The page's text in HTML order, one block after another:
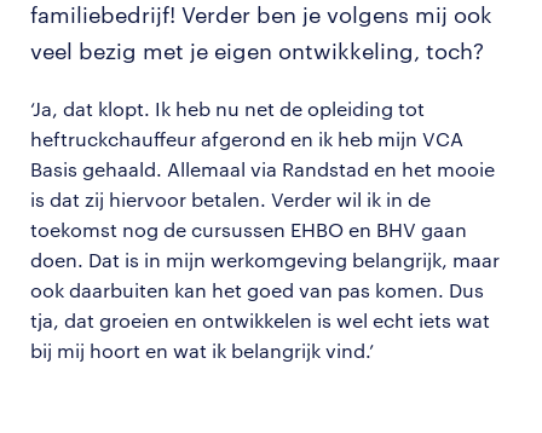
familiebedrijf! Verder ben je volgens mij ook
veel bezig met je eigen ontwikkeling, toch?
‘Ja, dat klopt. Ik heb nu net de opleiding tot
heftruckchauffeur afgerond en ik heb mijn VCA
Basis gehaald. Allemaal via Randstad en het mooie
is dat zij hiervoor betalen. Verder wil ik in de
toekomst nog de cursussen EHBO en BHV gaan
doen. Dat is in mijn werkomgeving belangrijk, maar
ook daarbuiten kan het goed van pas komen. Dus
tja, dat groeien en ontwikkelen is wel echt iets wat
bij mij hoort en wat ik belangrijk vind.’